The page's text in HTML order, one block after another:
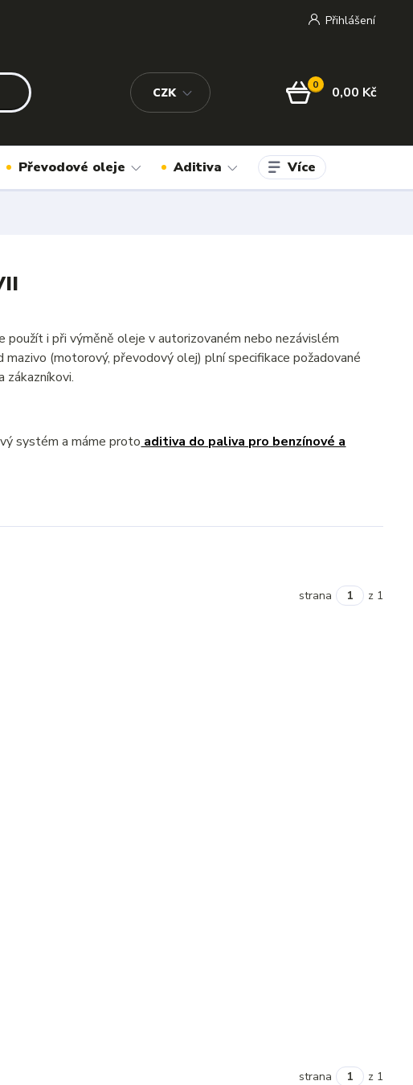
CZK
Přihlášení
0 0,00 Kč
Převodové oleje Aditiva Více
i při výměně oleje v autorizovaném nebo nezávislém
(motorový, převodový olej) plní specifikace požadované
zákazníkovi.
systém a máme proto aditiva do paliva pro benzínové a
strana z 1
strana z 1